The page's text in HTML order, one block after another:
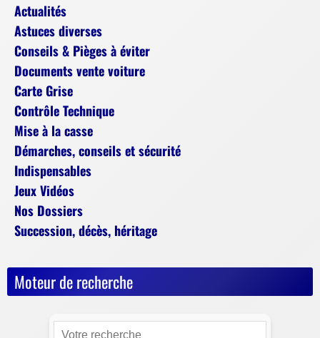
Actualités
Astuces diverses
Conseils & Pièges à éviter
Documents vente voiture
Carte Grise
Contrôle Technique
Mise à la casse
Démarches, conseils et sécurité
Indispensables
Jeux Vidéos
Nos Dossiers
Succession, décès, héritage
Moteur de recherche